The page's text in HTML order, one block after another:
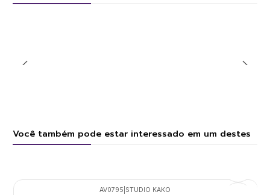
Você também pode estar interessado em um destes
AV0795 STUDIO KAKO